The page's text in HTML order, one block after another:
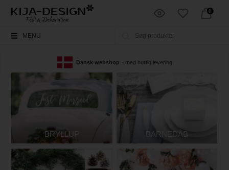
0
MENU
Dansk webshop - med hurtig levering
BRYLLUP BARNEDÅB